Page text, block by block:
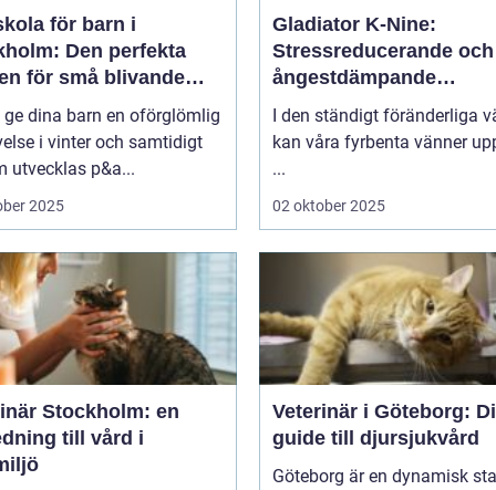
för barn i
Den perfekta
för små blivande
ge dina barn en oförglömlig
i vinter och samtidigt
utvecklas p&a...
2025
Gladiator K-Nine:
Stressreducerande och
ångestdämpande
hundhalsband
I den ständigt föränderliga
kan våra fyrbenta vänner
...
02 oktober 2025
Stockholm: en
till vård i
Veterinär i Göteborg:
guide till djursjukvård
Göteborg är en dynamisk